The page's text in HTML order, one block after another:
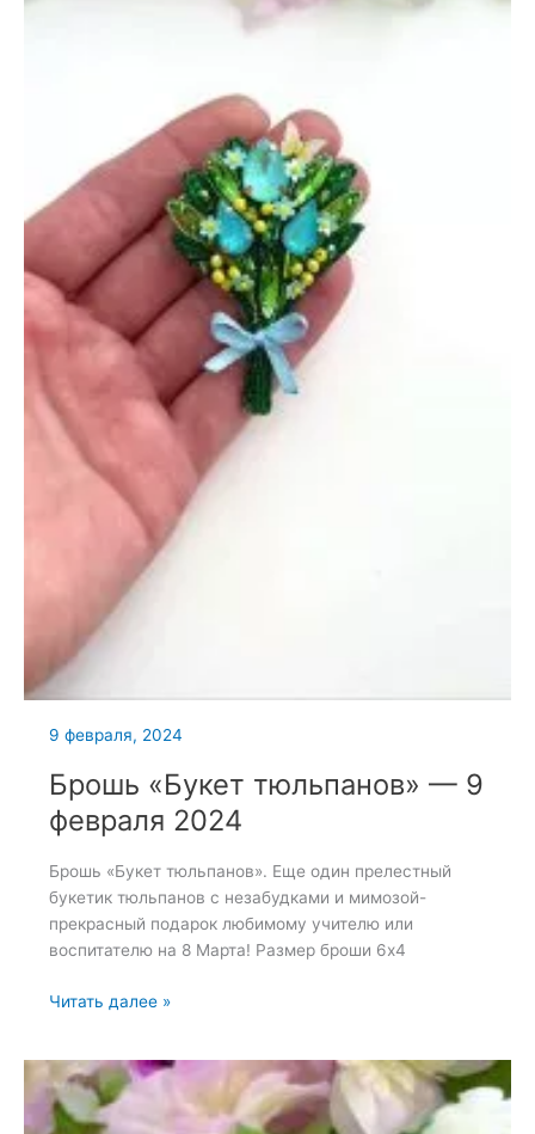
9 февраля, 2024
Брошь «Букет тюльпанов» — 9
февраля 2024
Брошь «Букет тюльпанов». Еще один прелестный
букетик тюльпанов с незабудками и мимозой-
прекрасный подарок любимому учителю или
воспитателю на 8 Марта! Размер броши 6х4
Брошь
—
9
Читать далее »